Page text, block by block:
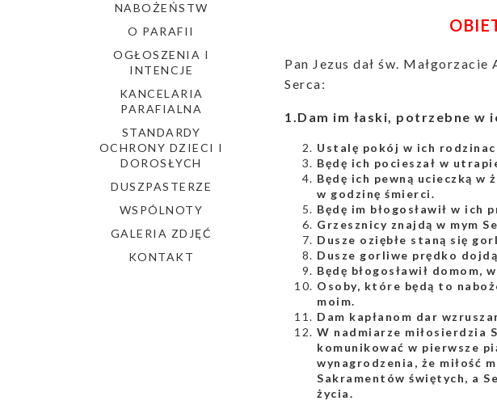
NABOŻEŃSTW
O PARAFII
OGŁOSZENIA I
INTENCJE
KANCELARIA
PARAFIALNA
STANDARDY
OCHRONY DZIECI I
DOROSŁYCH
DUSZPASTERZE
WSPÓLNOTY
GALERIA ZDJĘĆ
KONTAKT
Pan Jezus dał św.
Serca:
1.Dam im łaski, potrzebne w
Ustalę pokój w ich
Będę ich pocieszał w
Będę ich pewną ucieczką w
w godzinę śmierci.
Będę im błogosławił w ich
Grzesznicy znajdą w mym
Dusze oziębłe staną się
Dusze gorliwe prędko
Będę błogosławił domom,
Osoby, które będą to
moim.
Dam kapłanom dar
W nadmiarze miłosierdzia
komunikować w pierwsze
wynagrodzenia, że miłość
Sakramentów świętych, a
życia.